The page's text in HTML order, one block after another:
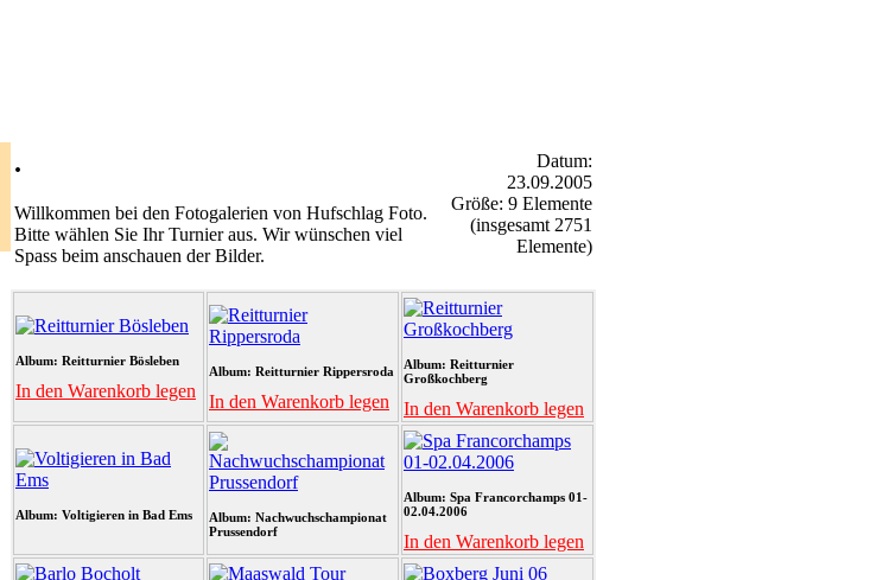
.
Willkommen bei den Fotogalerien von Hufschlag Foto.
Bitte wählen Sie Ihr Turnier aus. Wir wünschen viel
Spass beim anschauen der Bilder.
Datum:
23.09.2005
Größe: 9 Elemente
(insgesamt 2751
Elemente)
Album: Reitturnier Bösleben
In den Warenkorb legen
Album: Reitturnier Rippersroda
In den Warenkorb legen
Album: Reitturnier
Großkochberg
In den Warenkorb legen
Album: Voltigieren in Bad Ems
Album: Nachwuchschampionat
Prussendorf
Album: Spa Francorchamps 01-
02.04.2006
In den Warenkorb legen